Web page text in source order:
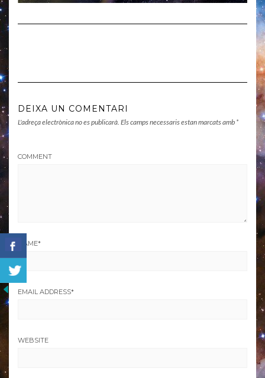
DEIXA UN COMENTARI
L'adreça electrònica no es publicarà. Els camps necessaris estan marcats amb *
COMMENT
NAME*
EMAIL ADDRESS*
WEBSITE